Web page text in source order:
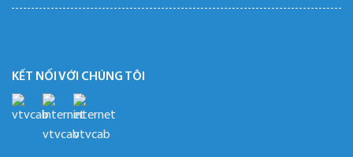
KẾT NỐI VỚI CHÚNG TÔI